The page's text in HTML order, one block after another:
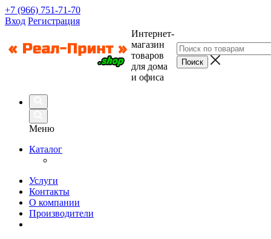
+7 (966) 751-71-70
Вход Регистрация
Интернет-
магазин
товаров
для дома
и офиса
Меню
Каталог
Услуги
Контакты
О компании
Производители